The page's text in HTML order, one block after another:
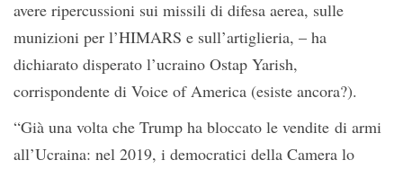
avere ripercussioni sui missili di difesa aerea, sulle
munizioni per l’HIMARS e sull’artiglieria, – ha
dichiarato disperato l’ucraino Ostap Yarish,
corrispondente di Voice of America (esiste ancora?).
“Già una volta che Trump ha bloccato le vendite di armi
all’Ucraina: nel 2019, i democratici della Camera lo